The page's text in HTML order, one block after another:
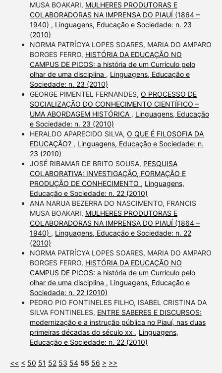
MUSA BOAKARI, MULHERES PRODUTORAS E
COLABORADORAS NA IMPRENSA DO PIAUÍ (1864 –
1940) , Linguagens, Educação e Sociedade: n. 23
(2010)
NORMA PATRÍCYA LOPES SOARES, MARIA DO AMPARO
BORGES FERRO, HISTÓRIA DA EDUCAÇÃO NO
CAMPUS DE PICOS: a história de um Currículo pelo
olhar de uma disciplina , Linguagens, Educação e
Sociedade: n. 23 (2010)
GEORGE PIMENTEL FERNANDES, O PROCESSO DE
SOCIALIZAÇÃO DO CONHECIMENTO CIENTÍFICO –
UMA ABORDAGEM HISTÓRICA , Linguagens, Educação
e Sociedade: n. 23 (2010)
HERALDO APARECIDO SILVA, O QUE É FILOSOFIA DA
EDUCAÇÃO? , Linguagens, Educação e Sociedade: n.
23 (2010)
JOSÉ RIBAMAR DE BRITO SOUSA, PESQUISA
COLABORATIVA: INVESTIGAÇÃO, FORMAÇÃO E
PRODUÇÃO DE CONHECIMENTO , Linguagens,
Educação e Sociedade: n. 22 (2010)
ANA NARUA BEZERRA DO NASCIMENTO, FRANCIS
MUSA BOAKARI, MULHERES PRODUTORAS E
COLABORADORAS NA IMPRENSA DO PIAUÍ (1864 –
1940) , Linguagens, Educação e Sociedade: n. 22
(2010)
NORMA PATRÍCYA LOPES SOARES, MARIA DO AMPARO
BORGES FERRO, HISTÓRIA DA EDUCAÇÃO NO
CAMPUS DE PICOS: a história de um Currículo pelo
olhar de uma disciplina , Linguagens, Educação e
Sociedade: n. 22 (2010)
PEDRO PIO FONTINELES FILHO, ISABEL CRISTINA DA
SILVA FONTINELES, ENTRE SABERES E DISCURSOS:
modernização e a instrução pública no Piauí, nas duas
primeiras décadas do século xx , Linguagens,
Educação e Sociedade: n. 22 (2010)
<< < 50 51 52 53 54 55 56 > >>